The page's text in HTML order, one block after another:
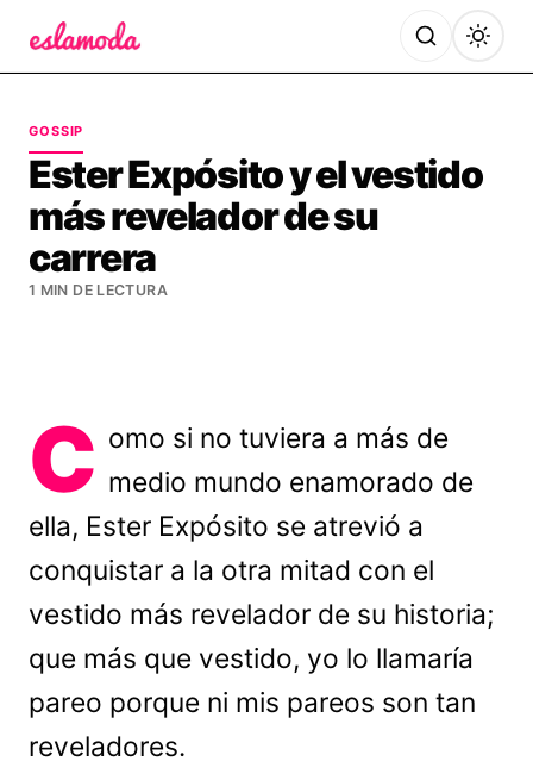
GOSSIP
Ester Expósito y el vestido
más revelador de su
carrera
1 MIN DE LECTURA
C omo si no tuviera a más de
medio mundo enamorado de
ella, Ester Expósito se atrevió a
conquistar a la otra mitad con el
vestido más revelador de su historia;
que más que vestido, yo lo llamaría
pareo porque ni mis pareos son tan
reveladores.